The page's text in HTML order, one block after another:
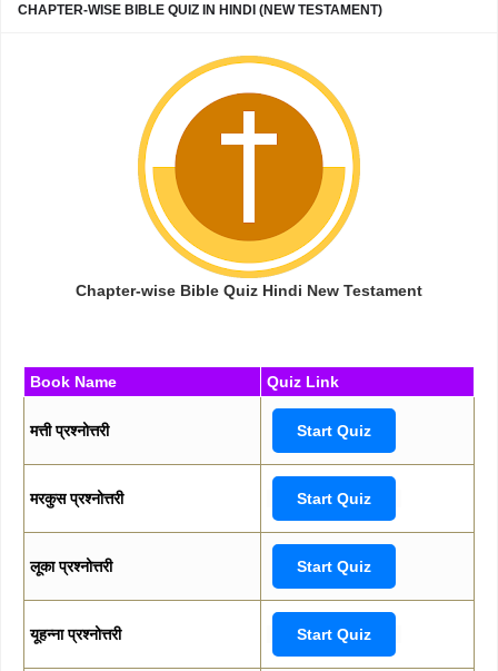
CHAPTER-WISE BIBLE QUIZ IN HINDI (NEW TESTAMENT)
Chapter-wise Bible Quiz Hindi New Testament
Book Name Quiz Link
मत्ती प्रश्नोत्तरी Start Quiz
मरकुस प्रश्नोत्तरी Start Quiz
लूका प्रश्नोत्तरी Start Quiz
यूहन्ना प्रश्नोत्तरी Start Quiz